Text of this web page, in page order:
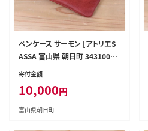
ペンケース サーモン [アトリエS
ASSA 富山県 朝日町 3431005
4]
寄付金額
10,000円
富山県朝日町